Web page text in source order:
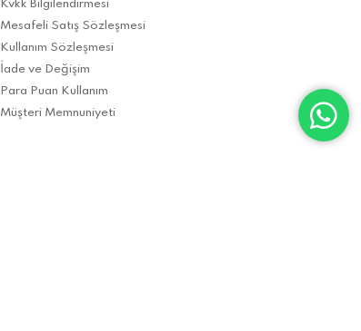
Kvkk Bilgilendirmesi
Mesafeli Satış Sözleşmesi
Kullanım Sözleşmesi
İade ve Değişim
Para Puan Kullanım
Müşteri Memnuniyeti